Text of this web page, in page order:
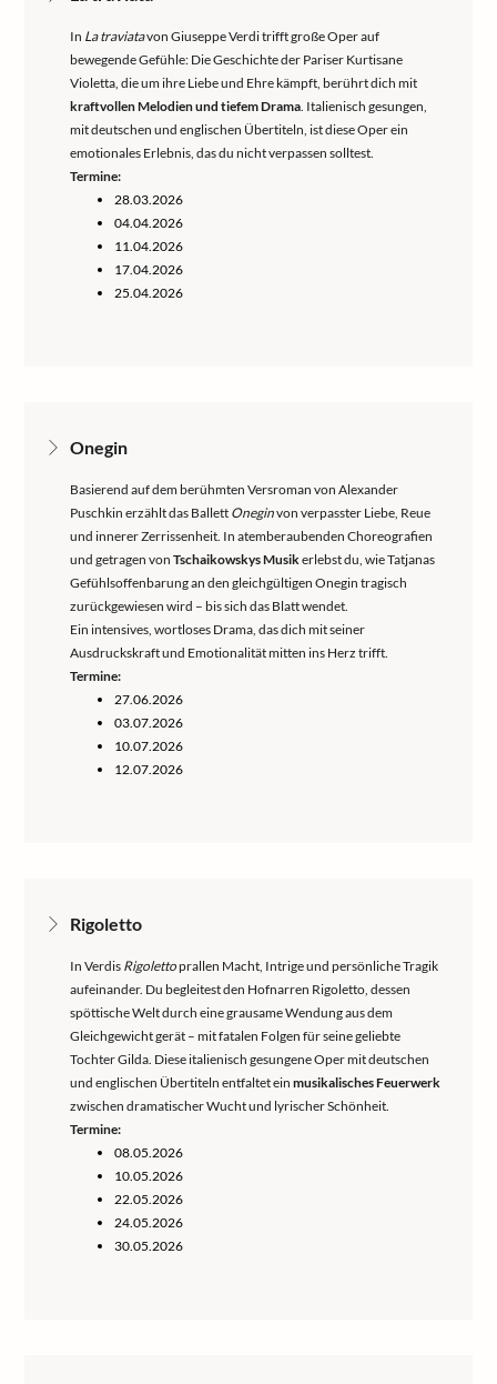
In La traviatavon Giuseppe Verdi trifft große Oper auf
bewegende Gefühle: Die Geschichte der Pariser Kurtisane
Violetta, die um ihre Liebe und Ehre kämpft, berührt dich mit
kraftvollen Melodien und tiefem Drama. Italienisch gesungen,
mit deutschen und englischen Übertiteln, ist diese Oper ein
emotionales Erlebnis, das du nicht verpassen solltest.
Termine:
28.03.2026
04.04.2026
11.04.2026
17.04.2026
25.04.2026
Onegin
Basierend auf dem berühmten Versroman von Alexander
Puschkin erzählt das Ballett Oneginvon verpasster Liebe, Reue
und innerer Zerrissenheit. In atemberaubenden Choreografien
und getragen von Tschaikowskys Musikerlebst du, wie Tatjanas
Gefühlsoffenbarung an den gleichgültigen Onegin tragisch
zurückgewiesen wird – bis sich das Blatt wendet.
Ein intensives, wortloses Drama, das dich mit seiner
Ausdruckskraft und Emotionalität mitten ins Herz trifft.
Termine:
27.06.2026
03.07.2026
10.07.2026
12.07.2026
Rigoletto
In Verdis Rigolettoprallen Macht, Intrige und persönliche Tragik
aufeinander. Du begleitest den Hofnarren Rigoletto, dessen
spöttische Welt durch eine grausame Wendung aus dem
Gleichgewicht gerät – mit fatalen Folgen für seine geliebte
Tochter Gilda. Diese italienisch gesungene Oper mit deutschen
und englischen Übertiteln entfaltet ein musikalisches Feuerwerk
zwischen dramatischer Wucht und lyrischer Schönheit.
Termine:
08.05.2026
10.05.2026
22.05.2026
24.05.2026
30.05.2026